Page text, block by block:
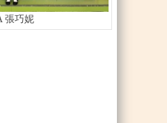
張巧妮